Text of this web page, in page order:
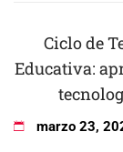
Ciclo de
Educativa:
marzo 23,